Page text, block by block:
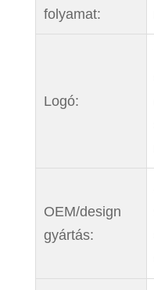
folyamat:
Logó:
OEM/design
gyártás: